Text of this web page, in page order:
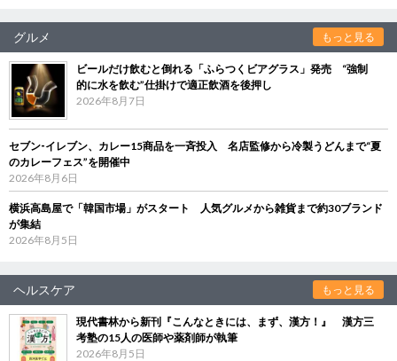
グルメ もっと見る
ビールだけ飲むと倒れる「ふらつくビアグラス」発売 “強制
的に水を飲む”仕掛けで適正飲酒を後押し
2026年8月7日
セブン‐イレブン、カレー15商品を一斉投入 名店監修から冷製うどんまで“夏
のカレーフェス”を開催中
2026年8月6日
横浜高島屋で「韓国市場」がスタート 人気グルメから雑貨まで約30ブランド
が集結
2026年8月5日
ヘルスケア もっと見る
現代書林から新刊『こんなときには、まず、漢方！』 漢方三
考塾の15人の医師や薬剤師が執筆
2026年8月5日